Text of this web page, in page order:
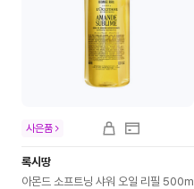
록시땅
아몬드 소프트닝 샤워 오일 리필 500m
사은품